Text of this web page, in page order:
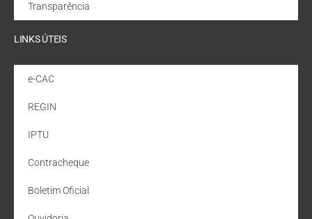
Transparência
LINKS ÚTEIS
e-CAC
REGIN
IPTU
Contracheque
Boletim Oficial